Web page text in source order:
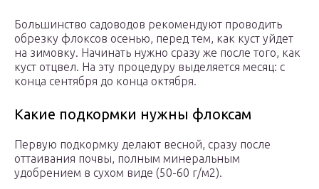
Большинство садоводов рекомендуют проводить
обрезку флоксов осенью, перед тем, как куст уйдет
на зимовку. Начинать нужно сразу же после того, как
куст отцвел. На эту процедуру выделяется месяц: с
конца сентября до конца октября.
Какие подкормки нужны флоксам
Первую подкормку делают весной, сразу после
оттаивания почвы, полным минеральным
удобрением в сухом виде (50-60 г/м2).